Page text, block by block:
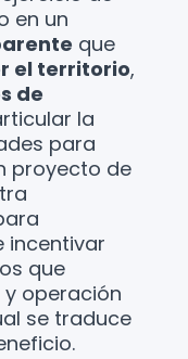
en un
que
el territorio,
de
la
para
proyecto de
incentivar
que
operación
se traduce